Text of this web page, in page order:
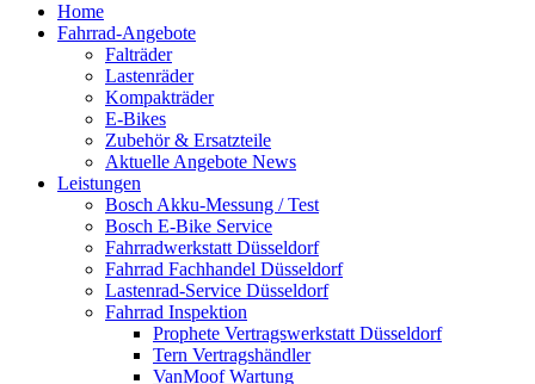
Home
Fahrrad-Angebote
Falträder
Lastenräder
Kompakträder
E-Bikes
Zubehör & Ersatzteile
Aktuelle Angebote News
Leistungen
Bosch Akku-Messung / Test
Bosch E-Bike Service
Fahrradwerkstatt Düsseldorf
Fahrrad Fachhandel Düsseldorf
Lastenrad-Service Düsseldorf
Fahrrad Inspektion
Prophete Vertragswerkstatt Düsseldorf
Tern Vertragshändler
VanMoof Wartung